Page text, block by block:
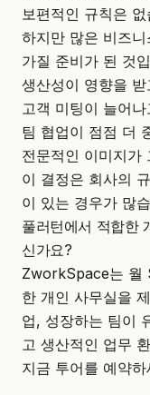
보편적인 규칙은 없
하지만 많은 비즈
가질 준비가 된 것
생산성이 영향을 받
고객 미팅이 늘어
팀 협업이 점점 더
전문적인 이미지가
이 결정은 회사의
이 있는 경우가 많
풀러턴에서 적합한
신가요?
ZworkSpace는 월
한 개인 사무실을
업, 성장하는 팀이
고 생산적인 업무
지금 투어를 예약